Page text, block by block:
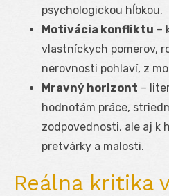
psychologickou hĺbkou.
Motivácia konfliktu –
vlastníckych pomerov,
nerovnosti pohlaví, z
Mravný horizont –
hodnotám práce,
zodpovednosti, ale aj k
pretvárky a malosti.
Reálna kritika